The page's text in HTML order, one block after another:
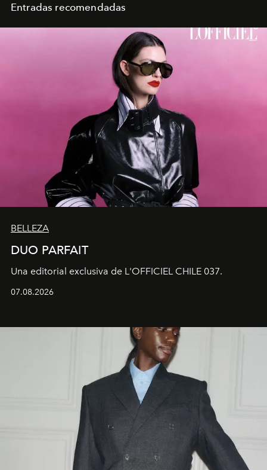
Entradas recomendadas
BELLEZA
DUO PARFAIT
Una editorial exclusiva de L'OFFICIEL CHILE 037.
07.08.2026